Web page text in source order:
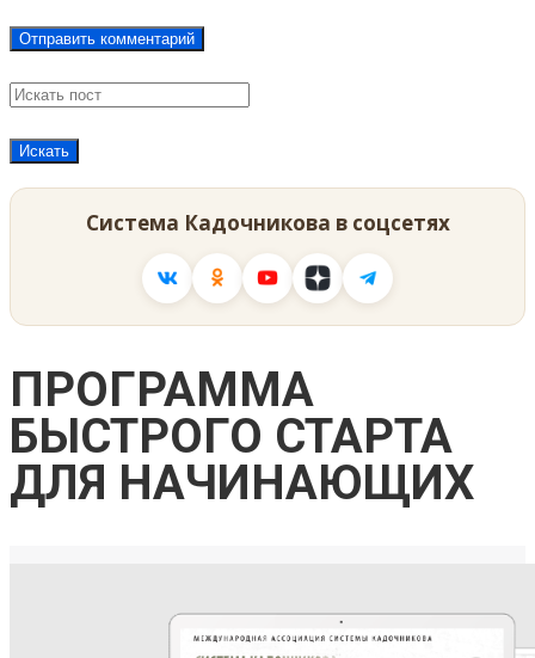
Система Кадочникова в соцсетях
ПРОГРАММА
БЫСТРОГО СТАРТА
ДЛЯ НАЧИНАЮЩИХ